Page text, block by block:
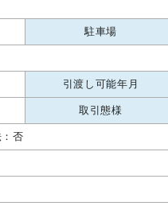
駐車場
引渡し可能年月
取引態様
否